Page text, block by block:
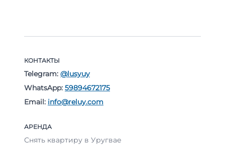
КОНТАКТЫ
Telegram: @lusyuy
WhatsApp: 59894672175
Email: info@reluy.com
АРЕНДА
Снять квартиру в Уругвае